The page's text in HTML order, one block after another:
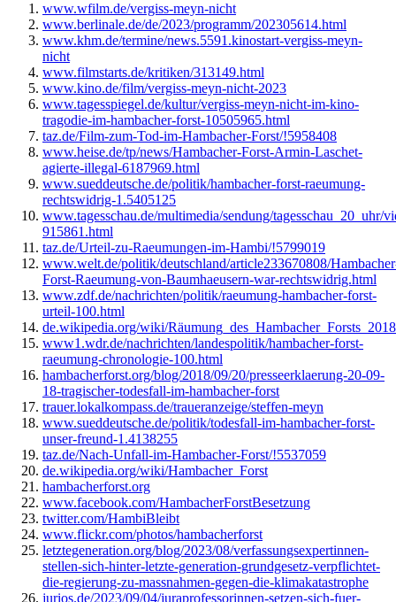
www.wfilm.de/vergiss-meyn-nicht
www.berlinale.de/de/2023/programm/202305614.html
www.khm.de/termine/news.5591.kinostart-vergiss-meyn-
nicht
www.filmstarts.de/kritiken/313149.html
www.kino.de/film/vergiss-meyn-nicht-2023
www.tagesspiegel.de/kultur/vergiss-meyn-nicht-im-kino-
tragodie-im-hambacher-forst-10505965.html
taz.de/Film-zum-Tod-im-Hambacher-Forst/!5958408
www.heise.de/tp/news/Hambacher-Forst-Armin-Laschet-
agierte-illegal-6187969.html
www.sueddeutsche.de/politik/hambacher-forst-raeumung-
rechtswidrig-1.5405125
www.tagesschau.de/multimedia/sendung/tagesschau_20_uhr/
915861.html
taz.de/Urteil-zu-Raeumungen-im-Hambi/!5799019
www.welt.de/politik/deutschland/article233670808/
Forst-Raeumung-von-Baumhaeusern-war-rechtswidrig.html
www.zdf.de/nachrichten/politik/raeumung-hambacher-forst-
urteil-100.html
de.wikipedia.org/wiki/Räumung_des_Hambacher_Forsts_2018
www1.wdr.de/nachrichten/landespolitik/hambacher-forst-
raeumung-chronologie-100.html
hambacherforst.org/blog/2018/09/20/presseerklaerung-20-09-
18-tragischer-todesfall-im-hambacher-forst
trauer.lokalkompass.de/traueranzeige/steffen-meyn
www.sueddeutsche.de/politik/todesfall-im-hambacher-forst-
unser-freund-1.4138255
taz.de/Nach-Unfall-im-Hambacher-Forst/!5537059
de.wikipedia.org/wiki/Hambacher_Forst
hambacherforst.org
www.facebook.com/HambacherForstBesetzung
twitter.com/HambiBleibt
www.flickr.com/photos/hambacherforst
letztegeneration.org/blog/2023/08/verfassungsexpertinnen-
stellen-sich-hinter-letzte-generation-grundgesetz-verpflichtet-
die-regierung-zu-massnahmen-gegen-die-klimakatastrophe
jurios.de/2023/09/04/juraprofessorinnen-setzen-sich-fuer-